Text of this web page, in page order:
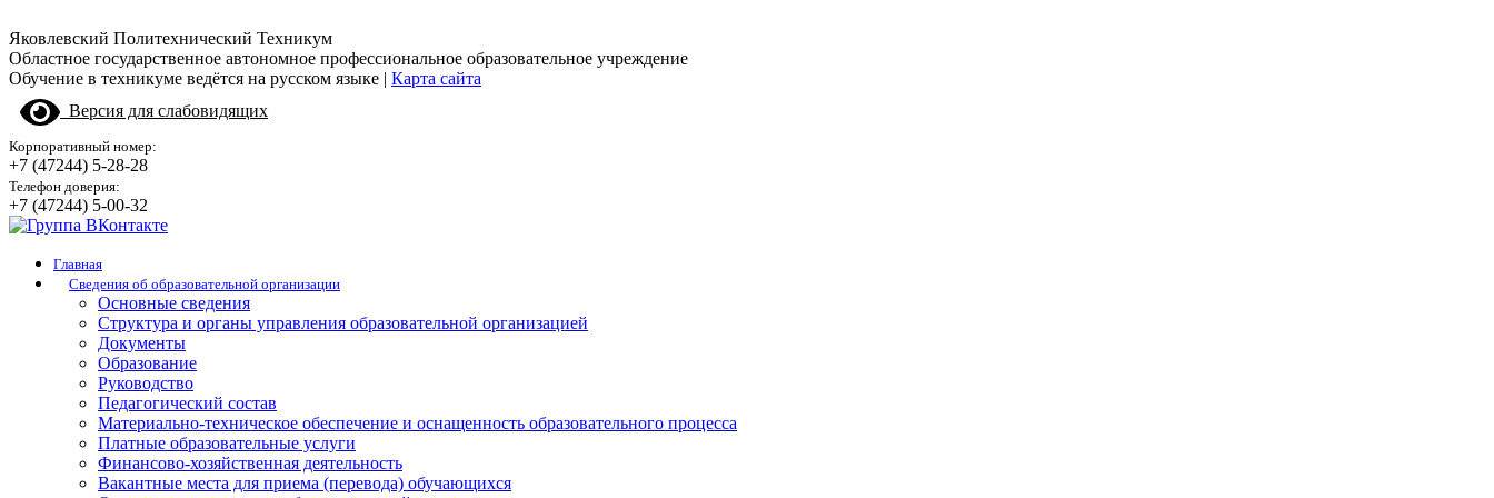
Яковлевский Политехнический Техникум
Областное государственное автономное профессиональное образовательное учреждение
Обучение в техникуме ведётся на русском языке | Карта сайта
Версия для слабовидящих
Корпоративный номер:
+7 (47244) 5-28-28
Телефон доверия:
+7 (47244) 5-00-32
Главная
Сведения об образовательной организации
Основные сведения
Структура и органы управления образовательной организацией
Документы
Образование
Руководство
Педагогический состав
Материально-техническое обеспечение и оснащенность образовательного процесса
Платные образовательные услуги
Финансово-хозяйственная деятельность
Вакантные места для приема (перевода) обучающихся